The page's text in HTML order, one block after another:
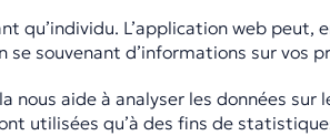
L’application web peut,
souvenant d’informations sur vos
aide à analyser les données
utilisées qu’à des fins de